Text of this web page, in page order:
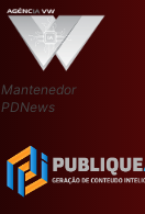
Mantenedor
PDNews